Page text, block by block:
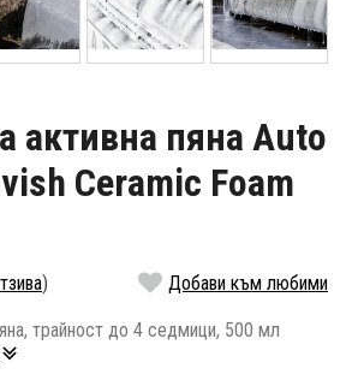
активна пяна Auto
Ceramic Foam
) Добави към любими
трайност до 4 седмици, 500 мл